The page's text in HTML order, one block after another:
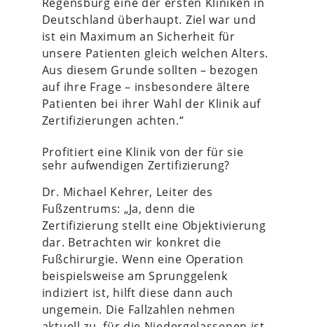
Deutschland überhaupt. Ziel war und
ist ein Maximum an Sicherheit für
unsere Patienten gleich welchen Alters.
Aus diesem Grunde sollten – bezogen
auf ihre Frage – insbesondere ältere
Patienten bei ihrer Wahl der Klinik auf
Zertifizierungen achten.“
Profitiert eine Klinik von der für sie
sehr aufwendigen Zertifizierung?
Dr. Michael Kehrer, Leiter des
Fußzentrums: „Ja, denn die
Zertifizierung stellt eine Objektivierung
dar. Betrachten wir konkret die
Fußchirurgie. Wenn eine Operation
beispielsweise am Sprunggelenk
indiziert ist, hilft diese dann auch
ungemein. Die Fallzahlen nehmen